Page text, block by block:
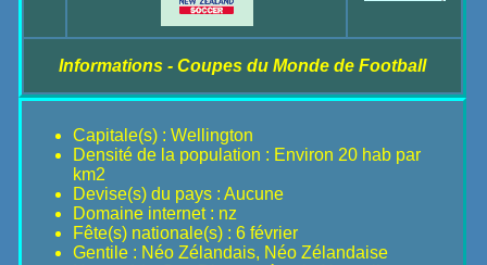
Informations - Coupes du Monde de Football
Capitale(s) : Wellington
Densité de la population : Environ 20 hab par
km2
Devise(s) du pays : Aucune
Domaine internet : nz
Fête(s) nationale(s) : 6 février
Gentile : Néo Zélandais, Néo Zélandaise